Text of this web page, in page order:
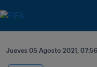
Jueves 05 Agosto 2021, 07:56